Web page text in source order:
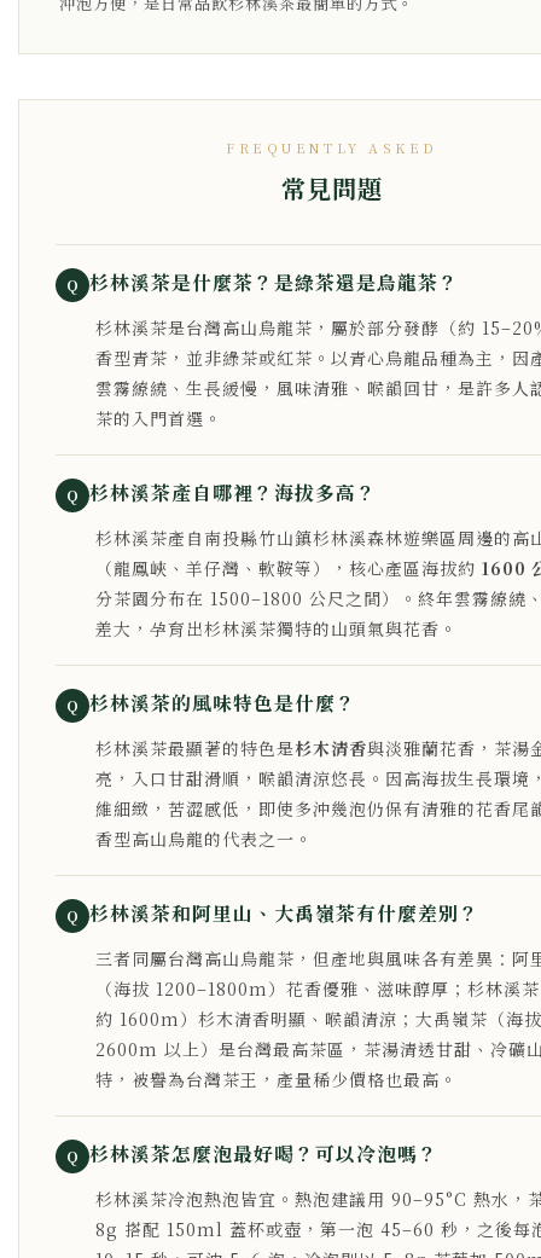
FREQUENTLY ASKED
常見問題
Q 杉林溪茶是什麼茶？是綠茶還是烏龍茶？
杉林溪茶是台灣高山烏龍茶，屬於部分發酵（約
香型青茶，並非綠茶或紅茶。以青心烏龍品種為主，因
雲霧繚繞、生長緩慢，風味清雅、喉韻回甘，是許多人
茶的入門首選。
Q 杉林溪茶產自哪裡？海拔多高？
杉林溪茶產自南投縣竹山鎮杉林溪森林遊樂區周邊的高
（龍鳳峽、羊仔灣、軟鞍等），核心產區海拔約1600
分茶園分布在 1500–1800 公尺之間）。終年雲霧繚繞
差大，孕育出杉林溪茶獨特的山頭氣與花香。
Q 杉林溪茶的風味特色是什麼？
杉林溪茶最顯著的特色是杉木清香與淡雅蘭花香，茶湯
亮，入口甘甜滑順，喉韻清涼悠長。因高海拔生長環境
維細緻，苦澀感低，即使多沖幾泡仍保有清雅的花香尾
香型高山烏龍的代表之一。
Q 杉林溪茶和阿里山、大禹嶺茶有什麼差別？
三者同屬台灣高山烏龍茶，但產地與風味各有差異：阿
（海拔 1200–1800m）花香優雅、滋味醇厚；杉林溪
約 1600m）杉木清香明顯、喉韻清涼；大禹嶺茶（海
2600m 以上）是台灣最高茶區，茶湯清透甘甜、冷礦
特，被譽為台灣茶王，產量稀少價格也最高。
Q 杉林溪茶怎麼泡最好喝？可以冷泡嗎？
杉林溪茶冷泡熱泡皆宜。熱泡建議用 90–95°C 熱水，
8g 搭配 150ml 蓋杯或壺，第一泡 45–60 秒，之後每